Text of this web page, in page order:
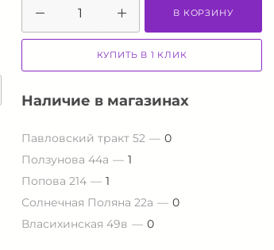
В КОРЗИНУ
КУПИТЬ В 1 КЛИК
Наличие в магазинах
Павловский тракт 52
0
Ползунова 44а
1
Попова 214
1
Солнечная Поляна 22а
0
Власихинская 49в
0